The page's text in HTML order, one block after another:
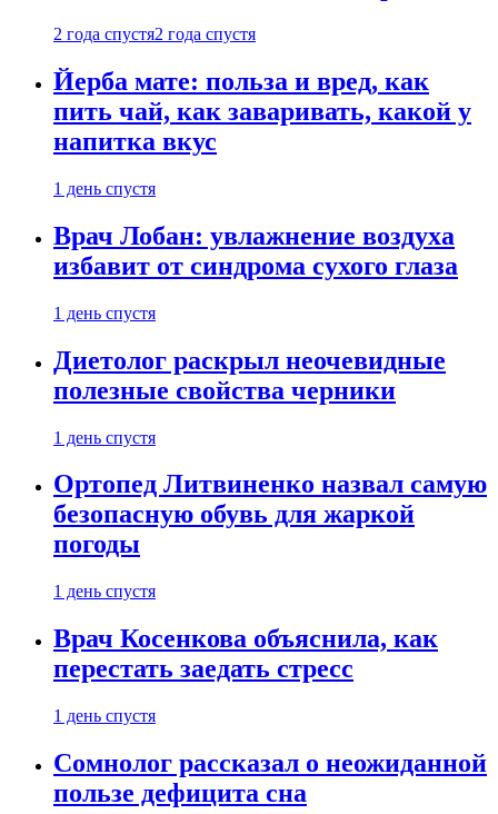
2 года спустя2 года спустя
Йерба мате: польза и вред, как
пить чай, как заваривать, какой у
напитка вкус
1 день спустя
Врач Лобан: увлажнение воздуха
избавит от синдрома сухого глаза
1 день спустя
Диетолог раскрыл неочевидные
полезные свойства черники
1 день спустя
Ортопед Литвиненко назвал самую
безопасную обувь для жаркой
погоды
1 день спустя
Врач Косенкова объяснила, как
перестать заедать стресс
1 день спустя
Сомнолог рассказал о неожиданной
пользе дефицита сна